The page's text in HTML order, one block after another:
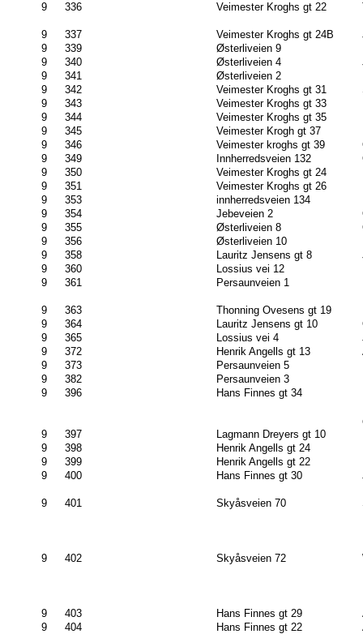
9
336 Veimester Kroghs gt 22
9 337 Veimester Kroghs gt 24B
9
339 Østerliveien 9
9
340 Østerliveien 4
9
341 Østerliveien 2
9
342 Veimester Kroghs gt 31
9
343 Veimester Kroghs gt 33
9
344 Veimester Kroghs gt 35
9
345 Veimester Krogh gt 37
9
346 Veimester kroghs gt 39
9
349 Innherredsveien 132
9
350 Veimester Kroghs gt 24
9
351 Veimester Kroghs gt 26
9
353 innherredsveien 134
9
354 Jebeveien 2
9
355 Østerliveien 8
9
356 Østerliveien 10
9
358 Lauritz Jensens gt 8
9
360 Lossius vei 12
9
361 Persaunveien 1
9 363 Thonning Ovesens gt 19
9
364 Lauritz Jensens gt 10
9
365 Lossius vei 4
9
372 Henrik Angells gt 13
9
373 Persaunveien 5
9
382 Persaunveien 3
9
396 Hans Finnes gt 34
9 397 Lagmann Dreyers gt 10
9
398 Henrik Angells gt 24
9
399 Henrik Angells gt 22
9
400 Hans Finnes gt 30
9 401 Skyåsveien 70
9 402 Skyåsveien 72
9 403 Hans Finnes gt 29
9
404 Hans Finnes gt 22